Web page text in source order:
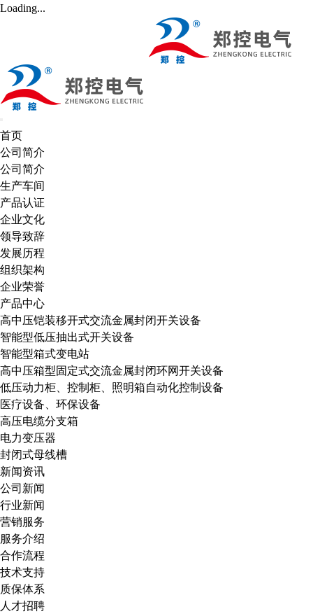
Loading...
首页
公司简介
公司简介
生产车间
产品认证
企业文化
领导致辞
发展历程
组织架构
企业荣誉
产品中心
高中压铠装移开式交流金属封闭开关设备
智能型低压抽出式开关设备
智能型箱式变电站
高中压箱型固定式交流金属封闭环网开关设备
低压动力柜、控制柜、照明箱自动化控制设备
医疗设备、环保设备
高压电缆分支箱
电力变压器
封闭式母线槽
新闻资讯
公司新闻
行业新闻
营销服务
服务介绍
合作流程
技术支持
质保体系
人才招聘